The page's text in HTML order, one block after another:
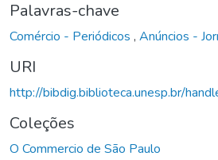
Palavras-chave
Comércio - Periódicos , Anúncios -
URI
http://bibdig.biblioteca.unesp.br/
Coleções
O Commercio de São Paulo